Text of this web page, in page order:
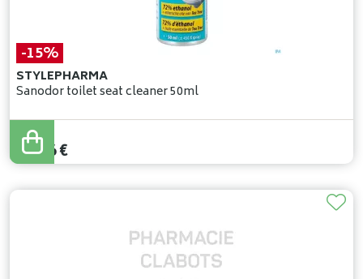
-15%
STYLEPHARMA
Sanodor toilet seat cleaner 50ml
11,95
10,16€